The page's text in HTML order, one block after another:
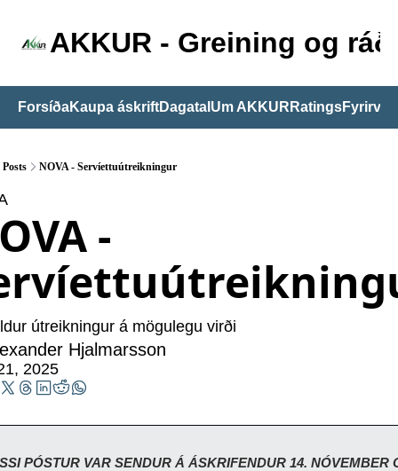
AKKUR - Greining og
ForsíðaKaupa áskriftDagatal Um AKKUR RatingsFyrirvari
Posts NOVA - Servíettuútreikningur
-
útreikningur á mögulegu virði
Hjalmarsson
2025
PÓSTUR VAR SENDUR Á ÁSKRIFENDUR 14. NÓVEMBER